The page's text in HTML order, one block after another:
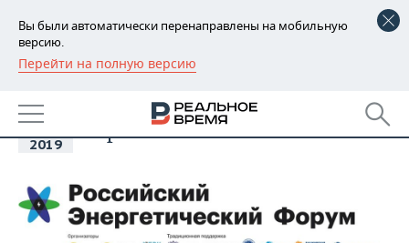
Вы были автоматически перенаправлены на мобильную
версию.
Перейти на полную версию
РЕГИОНЫ
БАШКОРТОСТАН
ТАТАРСТАН
УДМУРТИЯ
НОВОСТИ
АНАЛИТИКА
НОВОСТИ АНАЛИТИКИ
ДЕКЛАРАЦИИ О ДОХОДАХ
ЭКОНОМИКА
НОВОСТИ ЭКОНОМИКИ
ПРОМЫШЛЕННОСТЬ
22
окт
2019
ЭНЕРГЕТИЧЕСКИЙ ФОРУМ,
Уфа